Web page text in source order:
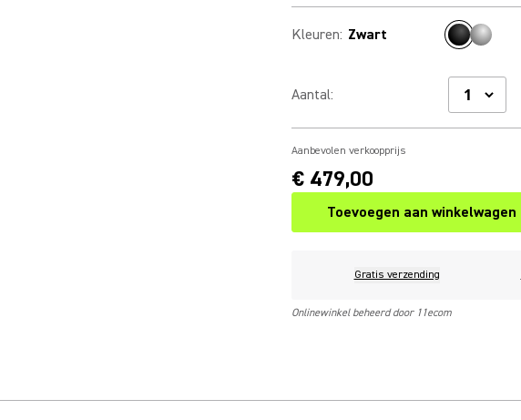
Kleuren: Zwart
Aantal:
Aanbevolen verkoopprijs
€ 479,00
Toevoegen aan winkelwagen
Gratis verzending
Onlinewinkel beheerd door 11ecom